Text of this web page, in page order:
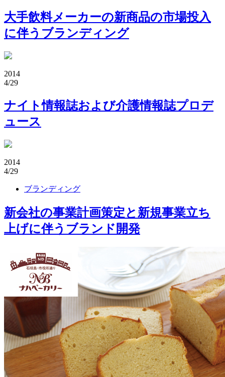
大手飲料メーカーの新商品の市場投入
に伴うブランディング
2014
4/29
ナイト情報誌および介護情報誌プロデ
ュース
2014
4/29
ブランディング
新会社の事業計画策定と新規事業立ち
上げに伴うブランド開発